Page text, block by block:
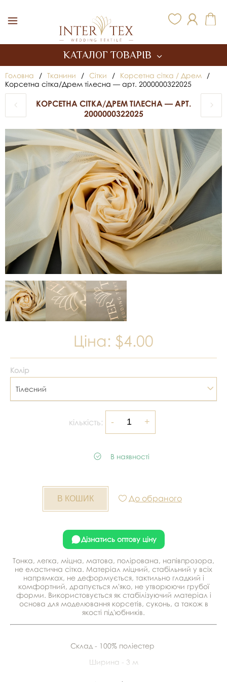
КАТАЛОГ ТОВАРІВ
Головна / Тканини / Сітки / Корсетна сітка / Дрем
/
Корсетна сітка/Дрем тілесна — арт. 2000000322025
КОРСЕТНА СІТКА/ДРЕМ ТІЛЕСНА — АРТ.
2000000322025
Ціна: $4.00
Колір
Тілесний
кількість:
В наявності
До обраного
Дізнатись оптову ціну
Тонка, легка, міцна, матова, полірована, напівпрозора,
не еластична сітка. Матеріал міцний, стабільний у всіх
напрямках, не деформується, тактильно гладкий і
комфортний, драпується м'яко, не утворюючи грубої
форми. Використовується як стабілізуючий матеріал і
основа для моделювання корсетів, суконь, а також в
якості під'юбників.
Склад - 100% поліестер
Ширина - 3 м